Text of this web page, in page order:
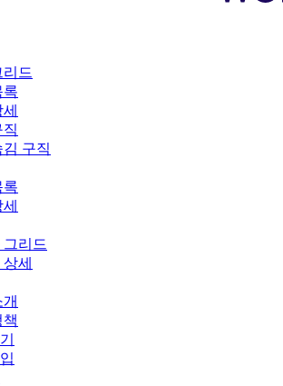
리드
록
직
구직
록
그리드
세
책